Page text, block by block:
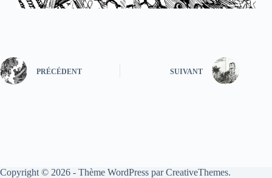
PRÉCÉDENT SUIVANT
Copyright © 2026 - Thème WordPress parCreativeThemes.